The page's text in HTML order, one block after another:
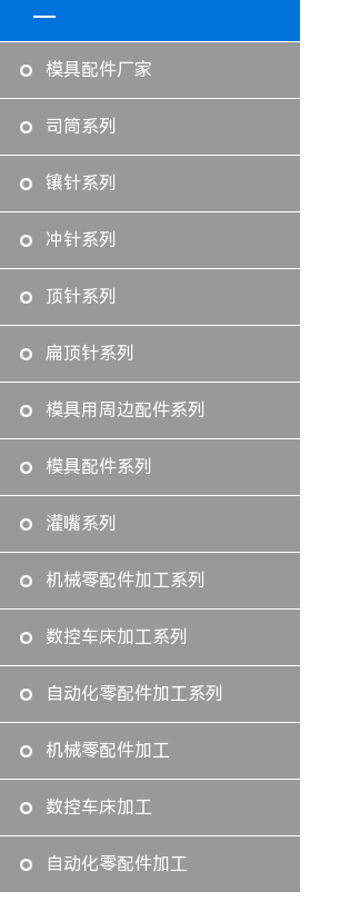
模具配件厂家
司筒系列
镶针系列
冲针系列
顶针系列
扁顶针系列
模具用周边配件系列
模具配件系列
灌嘴系列
机械零配件加工系列
数控车床加工系列
自动化零配件加工系列
机械零配件加工
数控车床加工
自动化零配件加工